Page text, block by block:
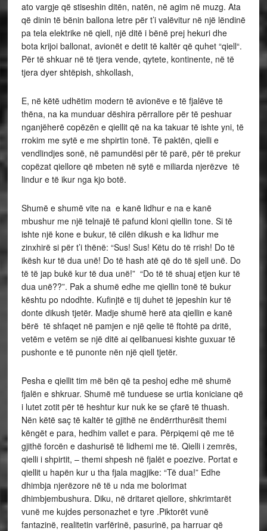
ato vargje që stiseshin ditën, natën, në agim në muzg. Ata
që dinin të bënin ballona letre për t’i valëvitur në një lëndinë
pa tela elektrike në qiell, një ditë i bënë prej hekuri dhe
bota krijoi ballonat, avionët e detit të kaltër që quhet “qiell“.
Për të shkuar në të tjera vende, qytete, kontinente, në të
tjera dyer shtëpish, shkollash,
E, në këtë udhëtim modern të avionëve e të fjalëve të
thëna, na ka munduar dëshira përrallore për të peshuar
nganjëherë copëzën e qiellit që na ka takuar të ishte yni, të
rrokim me sytë e me shpirtin tonë. Të paktën, qielli e
vendlindjes sonë, në pamundësi për të parë, për të prekur
copëzat qiellore që mbeten në sytë e miliarda njerëzve të
lindur e të ikur nga kjo botë.
Shumë e shumë vite na e kanë lidhur e na e kanë
mbushur me një telnajë të pafund kloni qiellin tone. Si të
ishte një kone e bukur, të cilën dikush e ka lidhur me
zinxhirë si për t’i thënë: “Sus! Sus! Këtu do të rrish! Do të
ikësh kur të dua unë! Do të hash atë që do të sjell unë. Do
të të jap bukë kur të dua unë!” “Do të të shuaj etjen kur të
dua unë??”. Pak a shumë edhe me qiellin tonë të bukur
kështu po ndodhte. Kufinjtë e tij duhet të jepeshin kur të
donte dikush tjetër. Madje shumë herë ata qiellin e kanë
bërë të shfaqet në pamjen e një qelie të ftohtë pa dritë,
vetëm e vetëm se një ditë ai qelibanuesi kishte guxuar të
pushonte e të punonte nën një qiell tjetër.
Pesha e qiellit tim më bën që ta peshoj edhe më shumë
fjalën e shkruar. Shumë më tunduese se urtia koniciane që
i lutet zotit për të heshtur kur nuk ke se çfarë të thuash.
Nën këtë saç të kaltër të gjithë ne ëndërrthurësit themi
këngët e para, hedhim vallet e para. Përpiqemi që me të
gjithë forcën e dashurisë të lidhemi me të. Qielli i zemrës,
qielli i shpirtit, – themi shpesh në fjalët e poezive. Portat e
qiellit u hapën kur u tha fjala magjike: “Të dua!” Edhe
dhimbja njerëzore në të u nda me bolorimat
dhimbjembushura. Diku, në dritaret qiellore, shkrimtarët
vunë me kujdes personazhet e tyre .Piktorët vunë
fantazinë, realitetin varfërinë, pasurinë, pa harruar që